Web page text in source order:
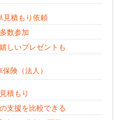
見積もり依頼
数参加
しいプレゼントも
険（法人）
積もり
支援を比較できる